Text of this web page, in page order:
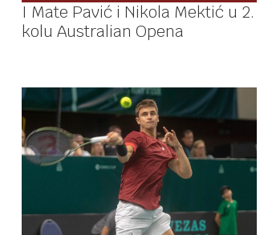
I Mate Pavić i Nikola Mektić u 2.
kolu Australian Opena